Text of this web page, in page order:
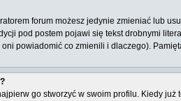
forum możesz jedynie zmieniać lub
pod postem pojawi się tekst drobnymi
powiadomić co zmienili i dlaczego).
go stworzyć w swoim profilu. Kiedy już